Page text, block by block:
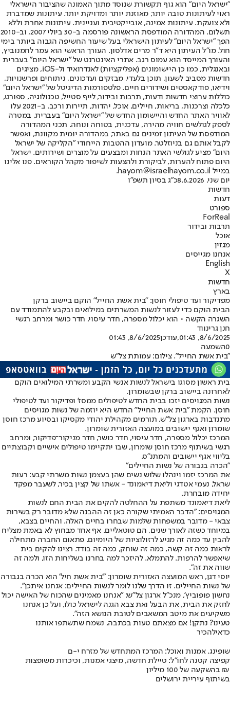
"ישראל היום" הוא גוף תקשורת שנוסד מתוך האמונה שהציבור הישראלי
ראוי לעיתונות טובה יותר, מאוזנת יותר ומדויקת יותר. עיתונות שמדברת
ולא צועקת. עיתונות אמינה, אובייקטיבית ועניינית. עיתונות אחרת וללא
תשלום. המהדורה המודפסת הראשונה פורסמה ב-30 ביולי 2007, וב-2010
הפך "ישראל היום" לעיתון הישראלי בעל שיעור החשיפה הגבוה ביותר בימי
חול. מו"ל העיתון היא ד"ר מרים אדלסון. העורך הראשי הוא עמר לחמנוביץ,
והעורך המייסד הוא עמוס רגב. אתרי האינטרנט של "ישראל היום" בעברית
ובאנגלית, כמו כן היישומונים (אפליקציות) לאנדרואיד ול-iOS, מציגים
חדשות מסביב לשעון, תוכן בלעדי, מבזקים ועדכונים, ניתוחים ופרשנויות,
וידיאו, פודקאסטים ושידורים חיים. פלטפורמות הדיגיטל של "ישראל היום"
כוללות ערוצי חדשות ודעות, תרבות ובידור, לייף סטייל, טכנולוגיה, ספורט,
כלכלה וצרכנות, בריאות, חיילים, אוכל, יהדות, תיירות ורכב. ב-2021 עלו
לאוויר האתר החדש והיישומון החדש של "ישראל היום" בעברית, במטרה
לספק לגולשים חוויה מהירה, עדכנית, בטוחה ונוחה. תכני המהדורה
המודפסת של העיתון זמינים גם באתר, במהדורה יומית מקוונת, ואפשר
לקבל אותם גם בניוזלטר. מועדון ההטבות הייחודי "הקליקה של ישראל
היום" מציע לגולשי האתר הנחות ומבצעים על מוצרים ושירותים. ישראל
היום פתוח להערות, לביקורת ולהצעות לשיפור מקהל הקוראים. פנו אלינו
במייל hayom@israelhayom.co.il.
יום שני, 8.6.2026
כ"ג בסיון תשפ"ו
חדשות
דעות
ספורט
ForReal
תרבות ובידור
אוכל
מגזין
אנחנו מגייסים
English
X
חדשות
בארץ
מפדיקור ועד טיפולי חוסן: "בית אשת החייל" הוקם ביישוב ברקן
הבית הוקם כדי לעזור לנשות המשרתים במילואים ובקבע להתמודד עם
השגרה הקשה • הוא יכלול מספרה, חדר עיסוי, חדר כושר ומרחב רגשי
חנן גרינווד
8/6/2025, 01:43
,עודכן8/6/2025, 01:43
0השמעה
"בית אשת החייל". צילום: עמותת צל"ש
בית ראשון מסוגו בישראל לנשות אנשי הקבע ומשרתי המילואים הוקם
לאחרונה ביישוב ברקן שבשומרון.
נשות המגויסים יזכו בבית החדש לטיפולים ממסז' ופדיקור ועד לטיפולי
חוסן. הקמת "בית אשת החייל" החדש היא יוזמה של נשות מגויסים
מתנדבות בארגון צל"ש, תורמים מקהילת יהודי מקסיקו ובסיוע מרכז חוסן
שומרון ואגף יישובים במועצה האזורית שומרון.
המרכז יכלול מספרה, חדר עיסוי, חדר כושר, חדר מניקור־פדיקור, ומרחב
רגשי בשיתוף מרכז חוסן שומרון, שבו יתקיימו טיפולים אישיים וקבוצתיים
בליווי אגף יישובים והמתנ"ס.
"הכרה בגבורה של נשות החיילים"
את המרכז יזמו וינהלו שלוש נשים שהן בעצמן נשות משרתי קבע: רעות
שראל, נעמי אטדגי וליאת דיאמונד - אשתו של קצין בכיר, לשעבר מפקד
יחידה מובחרת.
ליאת דיאמונד משתפת על ההחלטה להקים את הבית החם לנשות
המגויסים: "הדבר האמיתי שקורה כאן זה ההבנה שלא מדובר רק בשירות
צבאי - מדובר במשפחות שלמות שבחרו בחיים האלה. והחיים בצבא,
במיוחד כשזה לאורך שנים, הם טוטאליים. אף אחד מבחוץ לא באמת מצליח
להבין עד כמה זה מגיע לרזולוציות של היומיום. פתאום החברה מתחילה
לראות כמה זה קשה, כמה זה שוחק, כמה זה בודד. רצינו להקים בית
שיאפשר להרפות. להתמלא. להיזכר למה בחרנו בשליחות הזו, ולמה זה
שווה את זה".
יוסי דגן, ראש המועצה האזורית שומרון: "'בית אשת חיל' הוא הכרה בגבורה
של נשות החיילים. זו הדרך שלנו לומר לנשות החיילים: אנחנו איתכן".
נחשון פופוביץ', מנכ"ל ארגון צל"ש: "אנחנו מאמינים שהכוח של האישה יכול
לחזק את הבית, את הבעל ואת צבא הגנה לישראל כולו, ועל כן אנחנו
משקיעים את מיטב המשאבים לטובת הנושא הזה".
טעינו? נתקן! אם מצאתם טעות בכתבה, נשמח שתשתפו אותנו
כדאילהכיר
שופינג, אמנות ואוכל: המרכז המתחדש של מזרח י-ם
קפיצה קטנה לחו"ל: טיילת חדשה, מיצגי אמנות, וכיכרות משופצות
בהשקעה של 100 מיליון ₪
בשיתוף עיריית ירושלים